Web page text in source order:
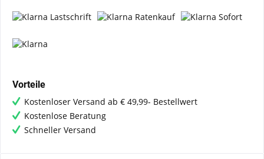
Vorteile
Kostenloser Versand ab € 49,99- Bestellwert
Kostenlose Beratung
Schneller Versand